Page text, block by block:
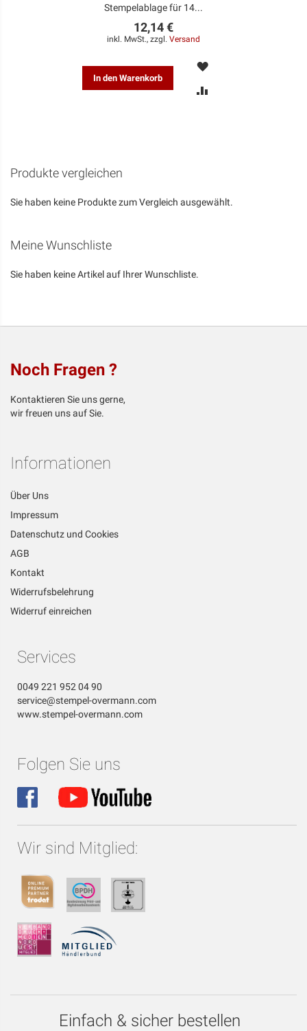
Stempelablage für 14...
12,14 €
inkl. MwSt., zzgl. Versand
In den Warenkorb
MERKEN
Produkte vergleichen
Sie haben keine Produkte zum Vergleich ausgewählt.
Meine Wunschliste
Sie haben keine Artikel auf Ihrer Wunschliste.
Noch Fragen ?
Kontaktieren Sie uns gerne,
wir freuen uns auf Sie.
Informationen
Über Uns
Impressum
Datenschutz und Cookies
AGB
Kontakt
Widerrufsbelehrung
Widerruf einreichen
Services
0049 221 952 04 90
service@stempel-overmann.com
www.stempel-overmann.com
Folgen Sie uns
Wir sind Mitglied:
Einfach & sicher bestellen